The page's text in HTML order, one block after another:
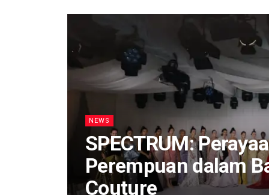
NEWS
SPECTRUM:
Perempuan dalam
Couture